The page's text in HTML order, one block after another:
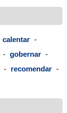
calentar -
- gobernar -
- recomendar -